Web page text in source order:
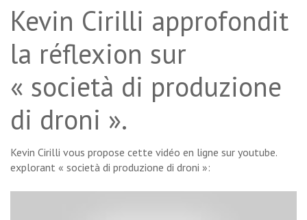
Kevin Cirilli approfondit
la réflexion sur
« società di produzione
di droni ».
Kevin Cirilli vous propose cette vidéo en ligne sur youtube.
explorant « società di produzione di droni »: